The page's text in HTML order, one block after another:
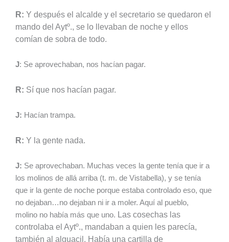
R: Y después el alcalde y el secretario se quedaron el
mando del Aytº., se lo llevaban de noche y ellos
comían de sobra de todo.
J: Se aprovechaban, nos hacían pagar.
R: Sí que nos hacían pagar.
J: Hacían trampa.
R: Y la gente nada.
J: Se aprovechaban. Muchas veces la gente tenía que ir a
los molinos de allá arriba (t. m. de Vistabella), y se tenía
que ir la gente de noche porque estaba controlado eso, que
no dejaban…no dejaban ni ir a moler. Aquí al pueblo,
molino no había más que uno. Las cosechas las
controlaba el Aytº., mandaban a quien les parecía,
también al alguacil. Había una cartilla de